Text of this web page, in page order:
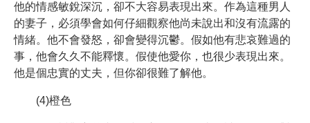
他的情感敏銳深沉，卻不大容易表現出來。作為這種男人
的妻子，必須學會如何仔細觀察他尚未說出和沒有流露的
情緒。他不會發怒，卻會變得沉鬱。假如他有悲哀難過的
事，他會久久不能釋懷。假使他愛你，也很少表現出來。
他是個忠實的丈夫，但你卻很難了解他。
(4)橙色